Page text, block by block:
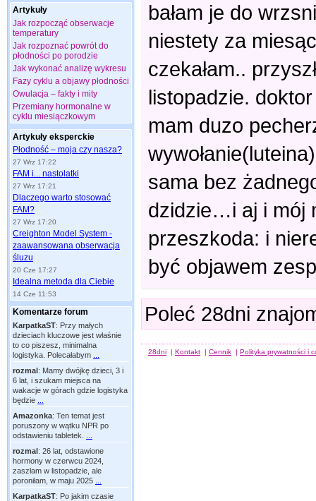
Artykuły
Jak rozpocząć obserwacje
temperatury
Jak rozpoznać powrót do
płodności po porodzie
Jak wykonać analizę wykresu
Fazy cyklu a objawy płodności
Owulacja – fakty i mity
Przemiany hormonalne w
cyklu miesiączkowym
Artykuły eksperckie
Płodność – moja czy nasza?
27 Wrz 17:22
FAM i... nastolatki
27 Wrz 17:21
Dlaczego warto stosować
FAM?
27 Wrz 17:20
Creighton Model System -
zaawansowana obserwacja
śluzu
20 Cze 17:27
Idealna metoda dla Ciebie
14 Cze 11:53
Komentarze forum
KarpatkaST: Przy małych
dzieciach kluczowe jest właśnie
to co piszesz, minimalna
logistyka. Polecałabym
rozmal: Mamy dwójkę dzieci, 3 i
6 lat, i szukam miejsca na
wakacje w górach gdzie logistyka
będzie
Amazonka: Ten temat jest
poruszony w wątku NPR po
odstawieniu tabletek.
rozmal: 26 lat, odstawione
hormony w czerwcu 2024,
zaszłam w listopadzie, ale
poroniłam, w maju 2025
KarpatkaST: Po jakim czasie
bałam je do
niestety za
czekałam..
listopadzie.
mam duzo
sama bez
dzidzie…i aj i mój
przeszkoda: i
być objawem
Poleć 28dni
28dni | Kontakt | Cennik | Polityka prywatności i